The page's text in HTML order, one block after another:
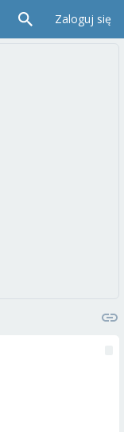
Zaloguj się